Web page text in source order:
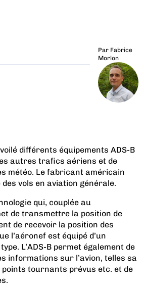
Par Fabrice
Morlon
différents équipements ADS-B
autres trafics aériens et de
météo. Le fabricant américain
vols en aviation générale.
qui, couplée au
de transmettre la position de
de recevoir la position des
l’aéronef est équipé d’un
L’ADS-B permet également de
informations sur l’avion, telles sa
points tournants prévus etc. et de